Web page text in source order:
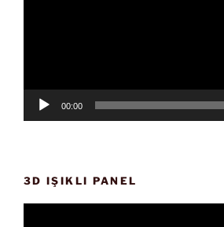
00:00
3D IŞIKLI PANEL